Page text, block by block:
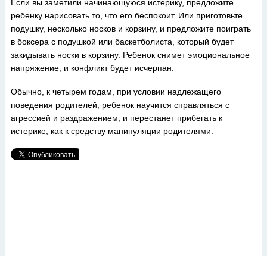
Если вы заметили начинающуюся истерику, предложите
ребенку нарисовать то, что его беспокоит. Или приготовьте
подушку, несколько носков и корзину, и предложите поиграть
в боксера с подушкой или баскетболиста, который будет
закидывать носки в корзину. Ребенок снимет эмоциональное
напряжение, и конфликт будет исчерпан.
Обычно, к четырем годам, при условии надлежащего
поведения родителей, ребенок научится справляться с
агрессией и раздражением, и перестанет прибегать к
истерике, как к средству манипуляции родителями.